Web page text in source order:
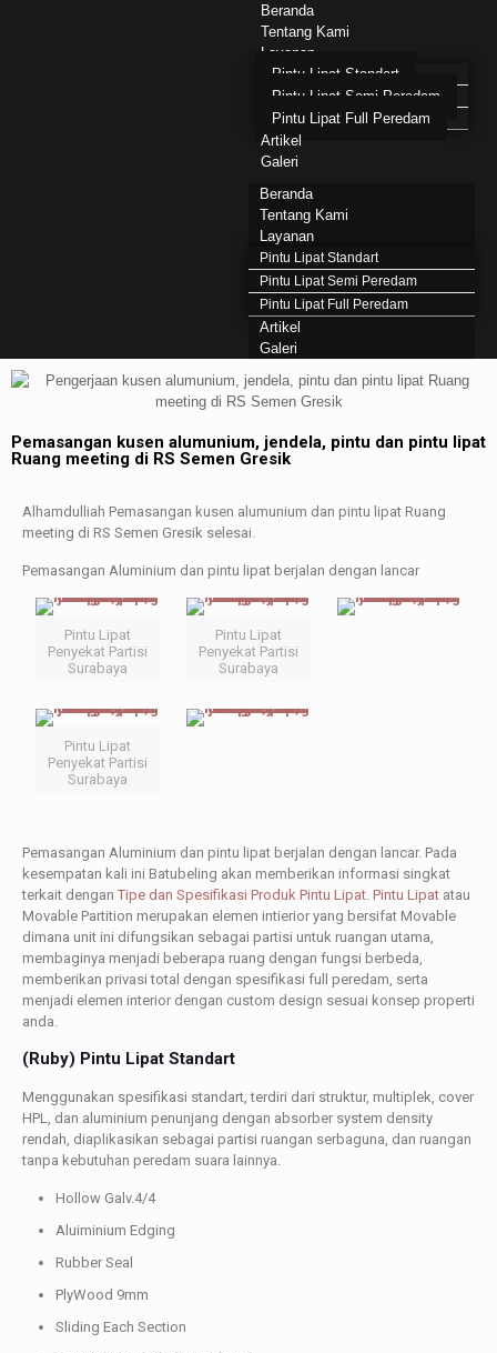
Beranda
Tentang Kami
Layanan
Pintu Lipat Standart
Pintu Lipat Semi Peredam
Pintu Lipat Full Peredam
Artikel
Galeri
Beranda
Tentang Kami
Layanan
Pintu Lipat Standart
Pintu Lipat Semi Peredam
Pintu Lipat Full Peredam
Artikel
Galeri
Pemasangan kusen alumunium, jendela, pintu dan pintu lipat
Ruang meeting di RS Semen Gresik
Alhamdulliah Pemasangan kusen alumunium dan pintu lipat Ruang
meeting di RS Semen Gresik selesai.
Pemasangan Aluminium dan pintu lipat berjalan dengan lancar
Pintu Lipat
Penyekat Partisi
Surabaya
Pintu Lipat
Penyekat Partisi
Surabaya
Pintu Lipat
Penyekat Partisi
Surabaya
Pemasangan Aluminium dan pintu lipat berjalan dengan lancar. Pada
kesempatan kali ini Batubeling akan memberikan informasi singkat
terkait dengan Tipe dan Spesifikasi Produk Pintu Lipat. Pintu Lipat atau
Movable Partition merupakan elemen intierior yang bersifat Movable
dimana unit ini difungsikan sebagai partisi untuk ruangan utama,
membaginya menjadi beberapa ruang dengan fungsi berbeda,
memberikan privasi total dengan spesifikasi full peredam, serta
menjadi elemen interior dengan custom design sesuai konsep properti
anda.
(Ruby) Pintu Lipat Standart
Menggunakan spesifikasi standart, terdiri dari struktur, multiplek, cover
HPL, dan aluminium penunjang dengan absorber system density
rendah, diaplikasikan sebagai partisi ruangan serbaguna, dan ruangan
tanpa kebutuhan peredam suara lainnya.
Hollow Galv.4/4
Aluiminium Edging
Rubber Seal
PlyWood 9mm
Sliding Each Section